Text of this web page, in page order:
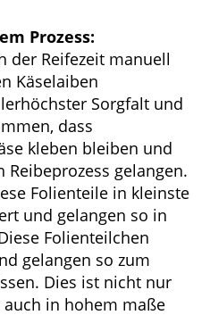
Prozess:
der Reifezeit manuell
Käselaiben
Sorgfalt und
dass
kleben bleiben und
gelangen.
Folienteile in kleinste
und gelangen so in
Folienteilchen
gelangen so zum
Dies ist nicht nur
in hohem maße